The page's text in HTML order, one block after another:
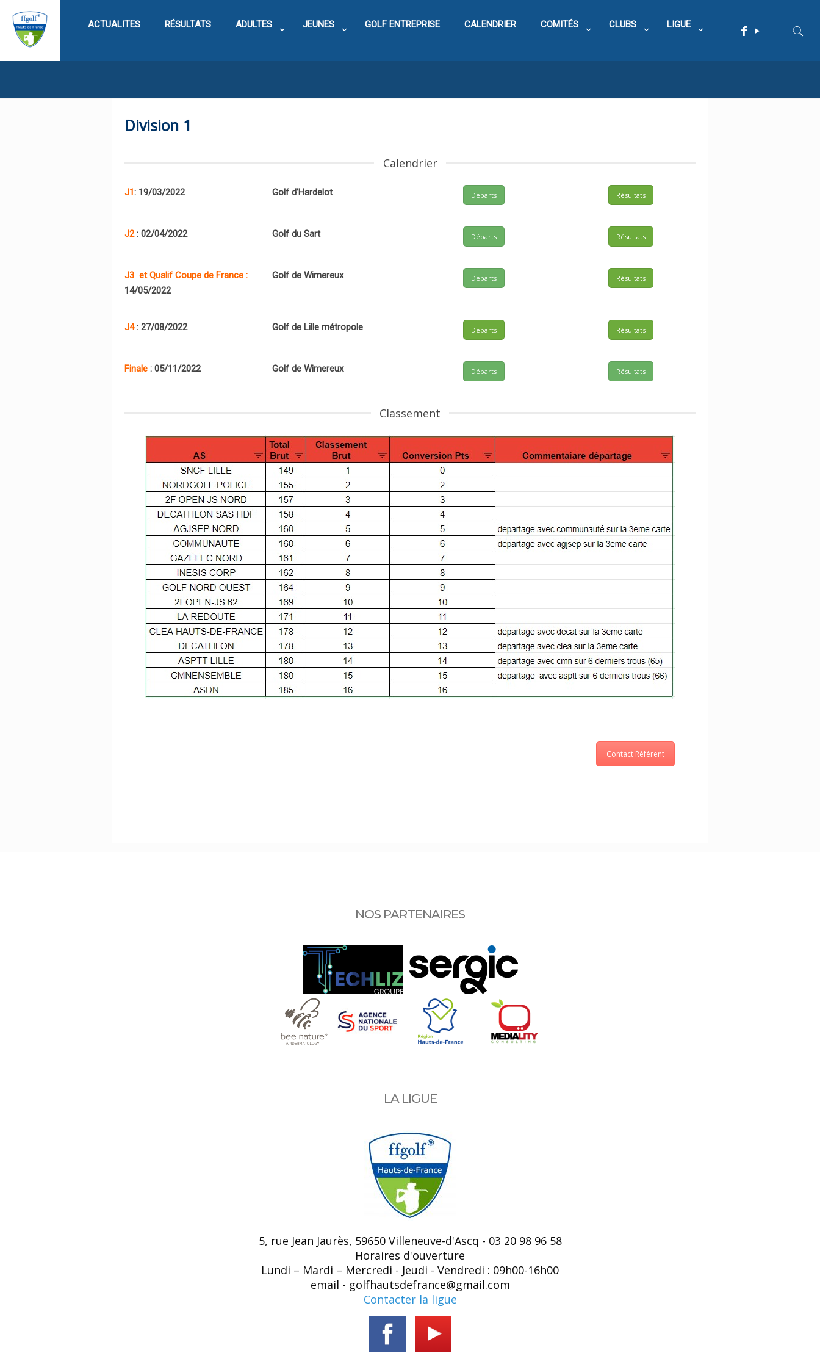
ACTUALITES RÉSULTATS ADULTES JEUNES GOLF ENTREPRISE CALENDRIER COMITÉS CLUBS LIGUE
Division 1
Calendrier
J1: 19/03/2022 Golf d’Hardelot Départs Résultats
J2: 02/04/2022 Golf du Sart Départs Résultats
J3 et Qualif Coupe de France :
14/05/2022
Golf de Wimereux Départs Résultats
J4: 27/08/2022 Golf de Lille métropole Départs Résultats
Finale : 05/11/2022 Golf de Wimereux Départs Résultats
Classement
Contact Référent
NOS PARTENAIRES
LA LIGUE
5, rue Jean Jaurès, 59650 Villeneuve-d'Ascq - 03 20 98 96 58
Horaires d'ouverture
Lundi – Mardi – Mercredi - Jeudi - Vendredi : 09h00-16h00
email - golfhautsdefrance@gmail.com
Contacter la ligue